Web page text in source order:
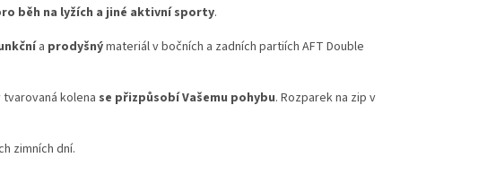
běh na lyžích a jiné aktivní sporty.
a prodyšnýmateriál v bočních a zadních partiích AFT Double
kolena se přizpůsobí Vašemu pohybu. Rozparek na zip v
zimních dní.